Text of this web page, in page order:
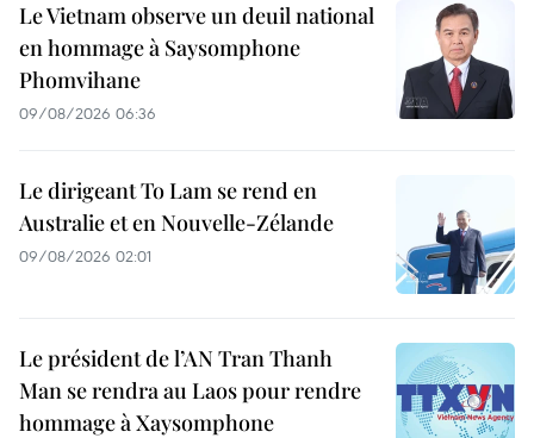
Le Vietnam observe un deuil national
en hommage à Saysomphone
Phomvihane
09/08/2026 06:36
Le dirigeant To Lam se rend en
Australie et en Nouvelle-Zélande
09/08/2026 02:01
Le président de l’AN Tran Thanh
Man se rendra au Laos pour rendre
hommage à Xaysomphone